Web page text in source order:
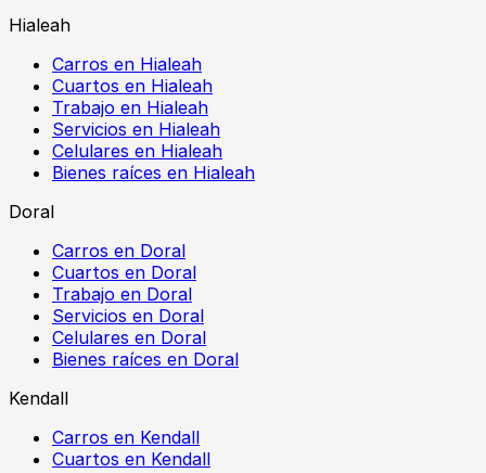
Hialeah
Carros en Hialeah
Cuartos en Hialeah
Trabajo en Hialeah
Servicios en Hialeah
Celulares en Hialeah
Bienes raíces en Hialeah
Doral
Carros en Doral
Cuartos en Doral
Trabajo en Doral
Servicios en Doral
Celulares en Doral
Bienes raíces en Doral
Kendall
Carros en Kendall
Cuartos en Kendall